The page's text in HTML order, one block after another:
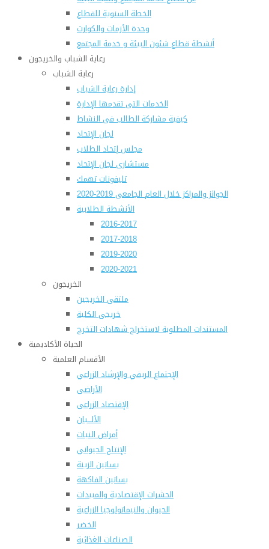
الخطة السنوية للقطاع
وحدة الأزمات والكوارث
أنشطة قطاع شئون البيئة و خدمة المجتمع
رعاية الشباب والخريجون
رعاية الشباب
إدارة رعاية الشباب
الخدمات التى تقدمها الإدارة
كيفية مشاركة الطالب فى النشاط
لجان الإتحاد
مجلس إتحاد الطلاب
مستشارى لجان الإتحاد
تليفونات تهمك
الجوائز والمراكز خلال العام الجامعى 2019-2020
الأنشطة الطلابية
2016-2017
2017-2018
2019-2020
2020-2021
الخريجون
ملتقى الخريجين
خريجى الكلية
المستندات المطلوبة لاستخراج شهادات التخرج
الحياة الأكاديمية
الأقسام العلمية
الإجتماع الريفي والإرشاد الزراعي
الأراضى
الإقتصاد الزراعى
الألـــبان
أمراض النبات
الإنتاج الحيواني
بساتين الزينة
بساتين الفاكهة
الحشرات الإقتصادية والمبيدات
الحيوان والنيماتولوجيا الزراعية
الخضر
الصناعات الغذائية